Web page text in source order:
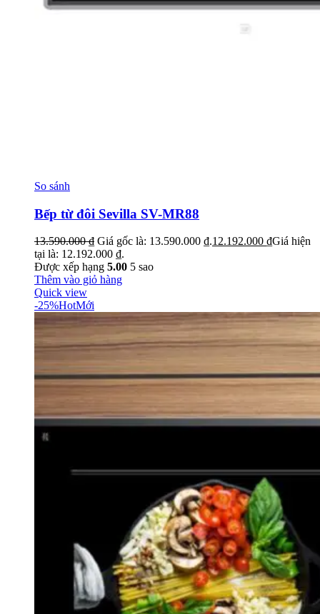
So sánh
Bếp từ đôi Sevilla SV-MR88
13.590.000₫ Giá gốc là: 13.590.000 ₫.12.192.000 ₫Giá hiện
tại là: 12.192.000 ₫.
Được xếp hạng 5.00 5 sao
Thêm vào giỏ hàng
Quick view
-25%HotMới